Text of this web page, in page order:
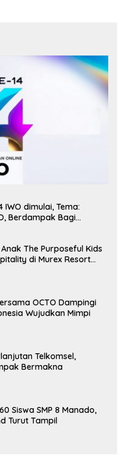
IWO dimulai, Tema:
Berdampak Bagi
The Purposeful Kids
di Murex Resort
OCTO Dampingi
Wujudkan Mimpi
Telkomsel,
Bermakna
Siswa SMP 8 Manado,
Turut Tampil